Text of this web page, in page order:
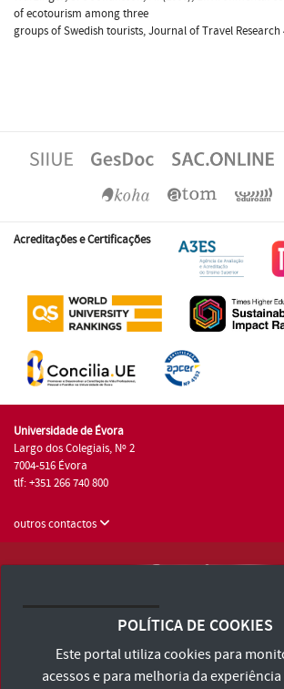
of ecotourism among three
groups of Swedish tourists, Journal of Travel Research
Acreditações e Certificações
Universidade de Évora
Largo dos Colegiais, Nº 2
7004-516 Évora
tlf: +351 266 740 800
outros contactos
Consulte os Termos e Condições e Política de
Declaração de Acessibilidade
POLÍTICA DE COOKIES
Este portal utiliza cookies para
acessos e para melhoria da